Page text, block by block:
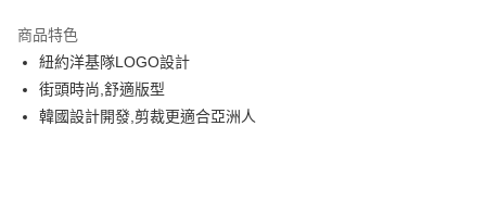
Apple Pay
街口支付
商品特色
紐約洋基隊LOGO設計
街頭時尚,舒適版型
韓國設計開發,剪裁更適合亞洲人